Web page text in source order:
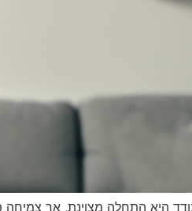
היא התחלה מצוינת, אך צמיחה